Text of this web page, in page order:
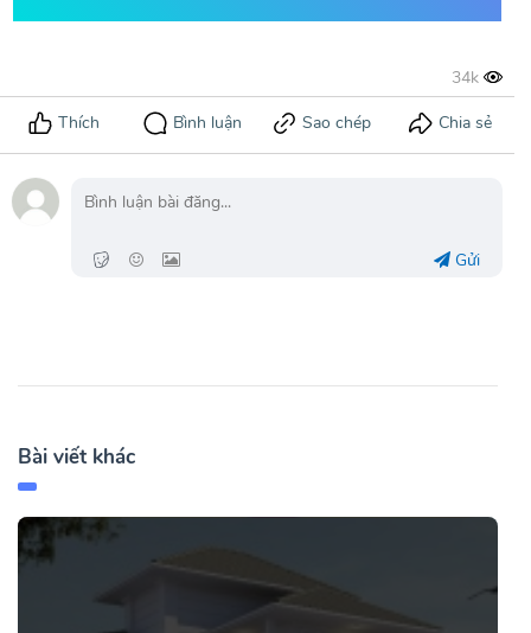
Gửi
Bài viết khác